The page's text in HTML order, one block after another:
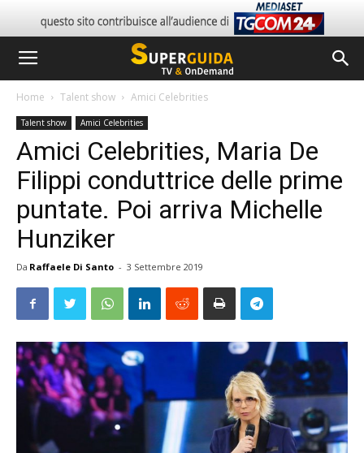
Home Talent show Amici Celebrities
Talent show Amici Celebrities
Amici Celebrities, Maria De
Filippi conduttrice delle prime
puntate. Poi arriva Michelle
Hunziker
Da Raffaele Di Santo - 3 Settembre 2019